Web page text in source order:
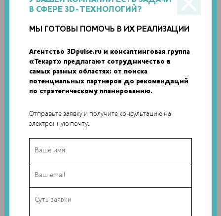
В СФЕРЕ 3D-ТЕХНОЛОГИЙ?
МЫ ГОТОВЫ ПОМОЧЬ В ИХ РЕАЛИЗАЦИИ
Агентство 3Dpulse.ru и консалтинговая группа
«Текарт» предлагают сотрудничество в
самых разных областях: от поиска
потенциальных партнеров до рекомендаций
по стратегическому планированию.
Отправьте заявку и получите консультацию на
электронную почту.
мощный лазер, могут приобрести модуль мощностью 2,1
13 900 р.).